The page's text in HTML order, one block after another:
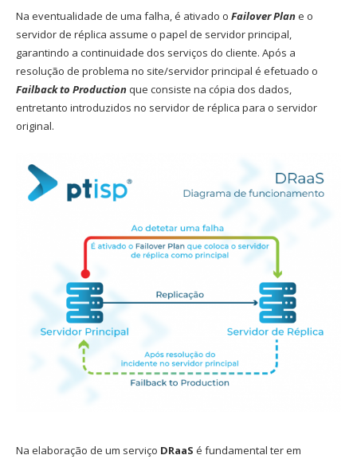
Na eventualidade de uma falha, é ativado o Failover Plane o
servidor de réplica assume o papel de servidor principal,
garantindo a continuidade dos serviços do cliente. Após a
resolução de problema no site/servidor principal é efetuado o
Failback to Productionque consiste na cópia dos dados,
entretanto introduzidos no servidor de réplica para o servidor
original.
Na elaboração de um serviço DRaaS é fundamental ter em